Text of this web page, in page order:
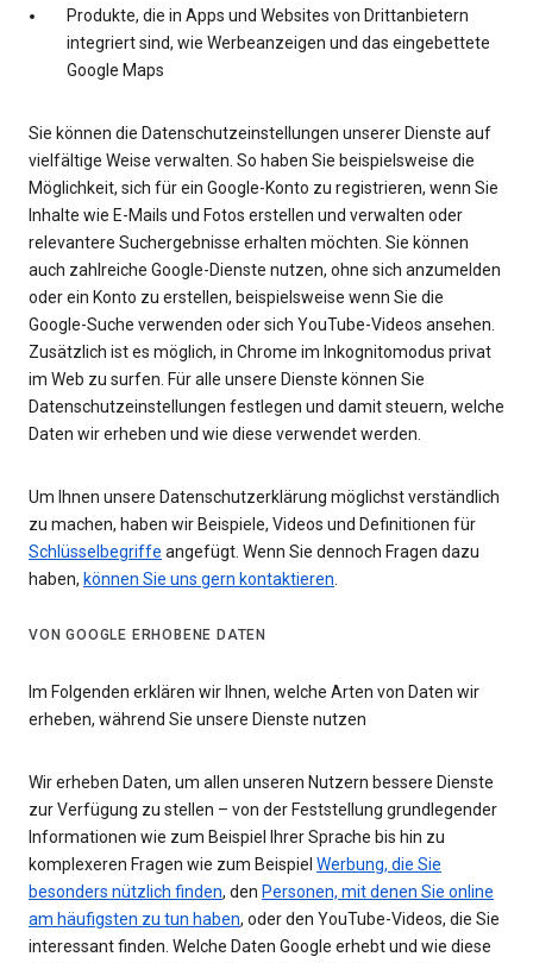
Produkte, die in Apps und Websites von Drittanbietern
integriert sind, wie Werbeanzeigen und das eingebettete
Google Maps
Sie können die Datenschutzeinstellungen unserer Dienste auf
vielfältige Weise verwalten. So haben Sie beispielsweise die
Möglichkeit, sich für ein Google-Konto zu registrieren, wenn Sie
Inhalte wie E-Mails und Fotos erstellen und verwalten oder
relevantere Suchergebnisse erhalten möchten. Sie können
auch zahlreiche Google-Dienste nutzen, ohne sich anzumelden
oder ein Konto zu erstellen, beispielsweise wenn Sie die
Google-Suche verwenden oder sich YouTube-Videos ansehen.
Zusätzlich ist es möglich, in Chrome im Inkognitomodus privat
im Web zu surfen. Für alle unsere Dienste können Sie
Datenschutzeinstellungen festlegen und damit steuern, welche
Daten wir erheben und wie diese verwendet werden.
Um Ihnen unsere Datenschutzerklärung möglichst verständlich
zu machen, haben wir Beispiele, Videos und Definitionen für
Schlüsselbegriffe angefügt. Wenn Sie dennoch Fragen dazu
haben, können Sie uns gern kontaktieren.
VON GOOGLE ERHOBENE DATEN
Im Folgenden erklären wir Ihnen, welche Arten von Daten wir
erheben, während Sie unsere Dienste nutzen
Wir erheben Daten, um allen unseren Nutzern bessere Dienste
zur Verfügung zu stellen – von der Feststellung grundlegender
Informationen wie zum Beispiel Ihrer Sprache bis hin zu
komplexeren Fragen wie zum Beispiel Werbung, die Sie
besonders nützlich finden, den Personen, mit denen Sie online
am häufigsten zu tun haben, oder den YouTube-Videos, die Sie
interessant finden. Welche Daten Google erhebt und wie diese